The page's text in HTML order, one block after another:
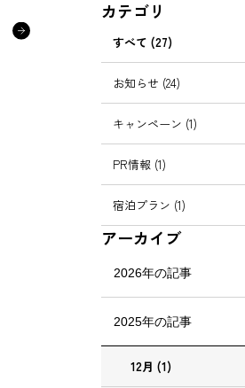
カテゴリ
すべて (27)
お知らせ (24)
キャンペーン (1)
PR情報 (1)
宿泊プラン (1)
アーカイブ
2026年の記事
2025年の記事
12月 (1)